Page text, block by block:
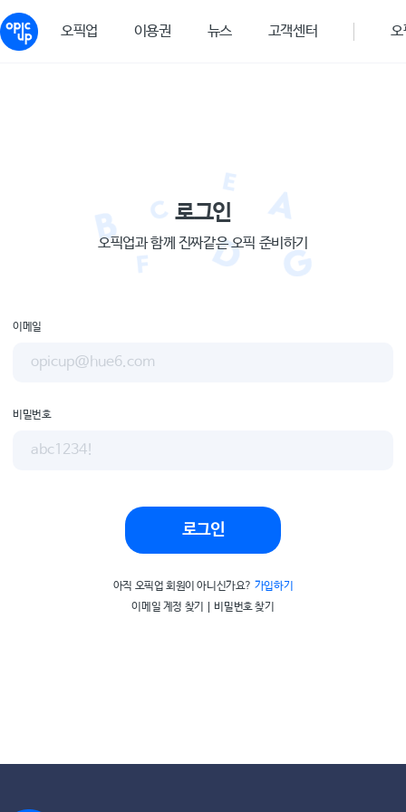
오픽업 이용권 뉴스 고객센터 오
로그인
오픽업과 함께 진짜같은 오픽 준비하기
이메일
비밀번호
로그인
아직 오픽업 회원이 아니신가요? 가입하기
이메일 계정 찾기
비밀번호 찾기